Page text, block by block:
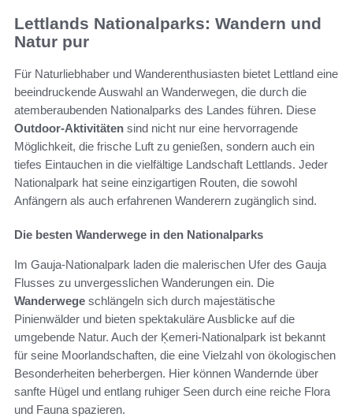
Lettlands Nationalparks: Wandern und
Natur pur
Für Naturliebhaber und Wanderenthusiasten bietet Lettland eine
beeindruckende Auswahl an Wanderwegen, die durch die
atemberaubenden Nationalparks des Landes führen. Diese
Outdoor-Aktivitäten sind nicht nur eine hervorragende
Möglichkeit, die frische Luft zu genießen, sondern auch ein
tiefes Eintauchen in die vielfältige Landschaft Lettlands. Jeder
Nationalpark hat seine einzigartigen Routen, die sowohl
Anfängern als auch erfahrenen Wanderern zugänglich sind.
Die besten Wanderwege in den Nationalparks
Im Gauja-Nationalpark laden die malerischen Ufer des Gauja
Flusses zu unvergesslichen Wanderungen ein. Die
Wanderwege schlängeln sich durch majestätische
Pinienwälder und bieten spektakuläre Ausblicke auf die
umgebende Natur. Auch der Ķemeri-Nationalpark ist bekannt
für seine Moorlandschaften, die eine Vielzahl von ökologischen
Besonderheiten beherbergen. Hier können Wandernde über
sanfte Hügel und entlang ruhiger Seen durch eine reiche Flora
und Fauna spazieren.